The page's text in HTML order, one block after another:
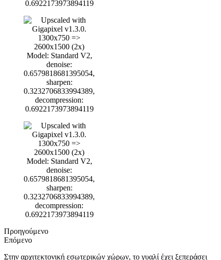
Προηγούμενο
Επόμενο
Στην αρχιτεκτονική εσωτερικών χώρων, το γυαλί έχει ξεπεράσει